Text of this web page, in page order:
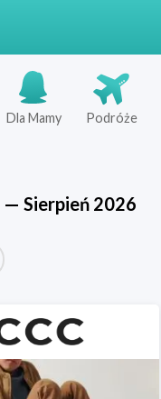
Dla Mamy Podróże
— Sierpień 2026